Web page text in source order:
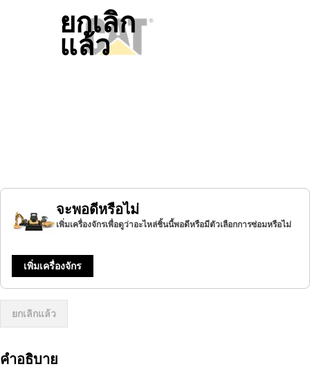
ยกเลิก
แล้ว
จะพอดีหรือไม่
เพิ่มเครื่องจักรเพื่อดูว่าอะไหล่ชิ้นนี้พอดีหรือมีตัวเลือกการซ่อมหรือไม่
เพิ่มเครื่องจักร
ยกเลิกแล้ว
คำอธิบาย